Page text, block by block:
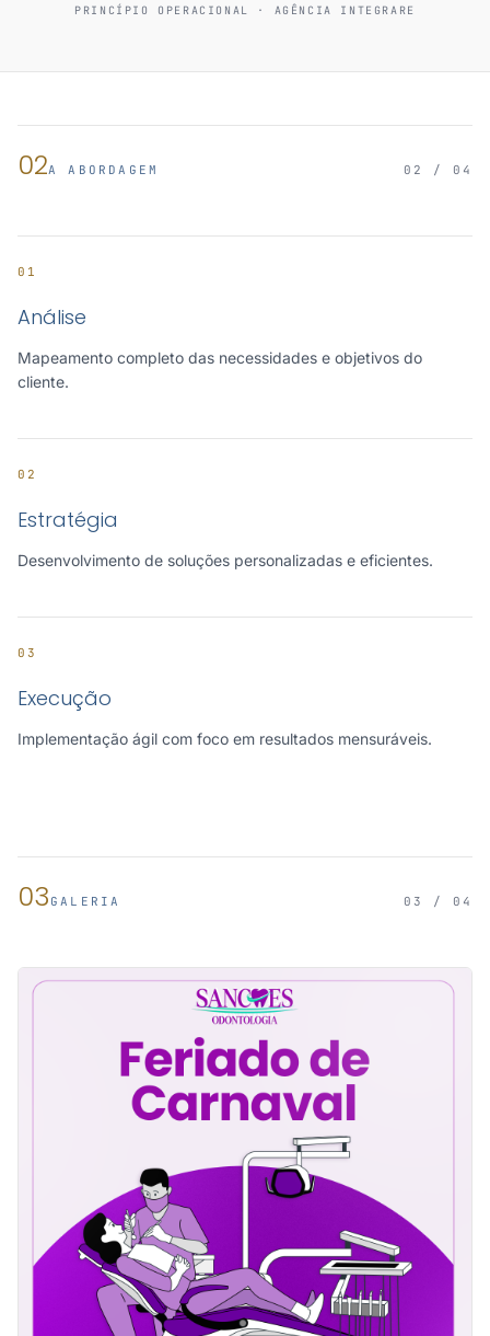
PRINCÍPIO OPERACIONAL · AGÊNCIA INTEGRARE
02A ABORDAGEM 02 / 04
01
Análise
Mapeamento completo das necessidades e objetivos do
cliente.
02
Estratégia
Desenvolvimento de soluções personalizadas e eficientes.
03
Execução
Implementação ágil com foco em resultados mensuráveis.
03 GALERIA 03 / 04